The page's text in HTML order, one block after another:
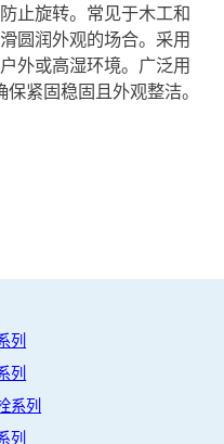
止旋转。常见于木工和
圆润外观的场合。采用
外或高湿环境。广泛用
紧固稳固且外观整洁。
列
列
系列
列